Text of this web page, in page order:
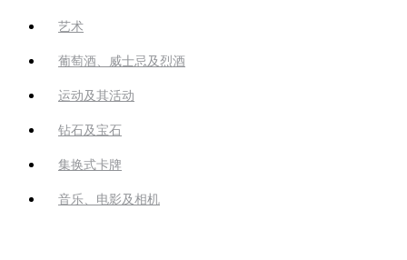
艺术
葡萄酒、威士忌及烈酒
运动及其活动
钻石及宝石
集换式卡牌
音乐、电影及相机